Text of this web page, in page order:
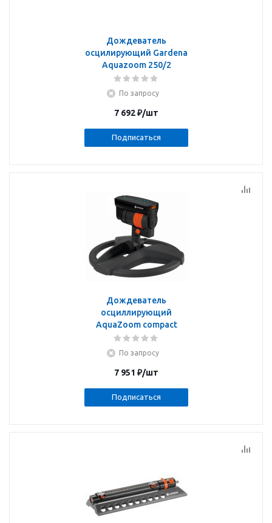
Дождеватель
осцилирующий Gardena
Aquazoom 250/2
По запросу
7 692₽/шт
Подписаться
Дождеватель
осциллирующий
AquaZoom compact
По запросу
7 951 ₽/шт
Подписаться